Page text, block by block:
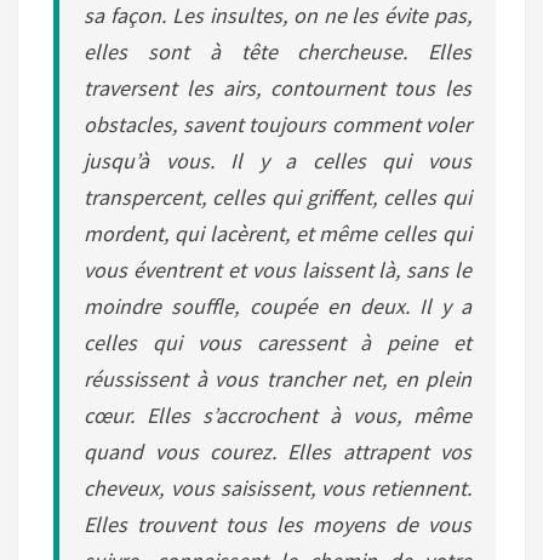
sa façon. Les insultes, on ne les évite pas,
elles sont à tête chercheuse. Elles
traversent les airs, contournent tous les
obstacles, savent toujours comment voler
jusqu’à vous. Il y a celles qui vous
transpercent, celles qui griffent, celles qui
mordent, qui lacèrent, et même celles qui
vous éventrent et vous laissent là, sans le
moindre souffle, coupée en deux. Il y a
celles qui vous caressent à peine et
réussissent à vous trancher net, en plein
cœur. Elles s’accrochent à vous, même
quand vous courez. Elles attrapent vos
cheveux, vous saisissent, vous retiennent.
Elles trouvent tous les moyens de vous